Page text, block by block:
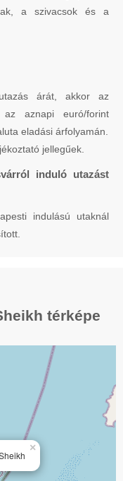
a szivacsok és a
árát, akkor az
aznapi euró/forint
eladási árfolyamán.
jellegűek.
induló utazást
indulású utaknál
térképe
×